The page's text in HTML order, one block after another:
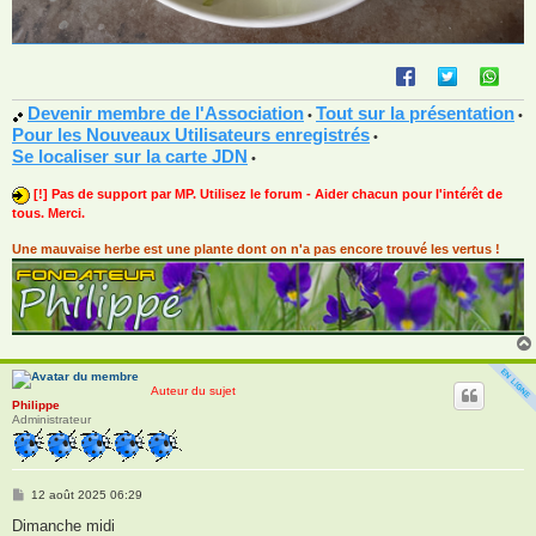
Devenir membre de l'Association • Tout sur la présentation •
Pour les Nouveaux Utilisateurs enregistrés •
Se localiser sur la carte JDN •
[!] Pas de support par MP. Utilisez le forum - Aider chacun pour l'intérêt de
tous. Merci.
Une mauvaise herbe est une plante dont on n'a pas encore trouvé les vertus !
Auteur du sujet
Philippe
Administrateur
M
s
12 août 2025 06:29
Dimanche midi